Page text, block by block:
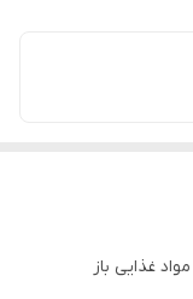
غذایی باز